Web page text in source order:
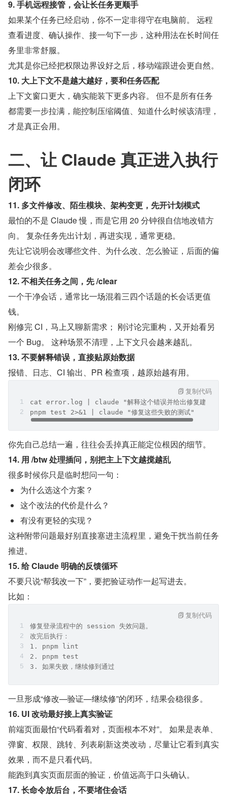
9. 手机远程接管，会让长任务更顺手
如果某个任务已经启动，你不一定非得守在电脑前。 远程
查看进度、确认操作、接一句下一步，这种用法在长时间任
务里非常舒服。
尤其是你已经把权限边界设好之后，移动端跟进会更自然。
10. 大上下文不是越大越好，要和任务匹配
上下文窗口更大，确实能装下更多内容。 但不是所有任务
都需要一步拉满，能控制压缩阈值、知道什么时候该清理，
才是真正会用。
二、让 Claude 真正进入执行
闭环
11. 多文件修改、陌生模块、架构变更，先开计划模式
最怕的不是 Claude 慢，而是它用 20 分钟很自信地改错方
向。 复杂任务先出计划，再进实现，通常更稳。
先让它说明会改哪些文件、为什么改、怎么验证，后面的偏
差会少很多。
12. 不相关任务之间，先 /clear
一个干净会话，通常比一场混着三四个话题的长会话更值
钱。
刚修完 CI，马上又聊新需求； 刚讨论完重构，又开始看另
一个 Bug。 这种场景不清理，上下文只会越来越乱。
13. 不要解释错误，直接贴原始数据
报错、日志、CI 输出、PR 检查项，越原始越有用。
cat error.log | claude "解释这个错误并给出修复建议"
pnpm test 2>&1 | claude "修复这些失败的测试"
复制代码
你先自己总结一遍，往往会丢掉真正能定位根因的细节。
14. 用 /btw 处理插问，别把主上下文越搅越乱
很多时候你只是临时想问一句：
为什么选这个方案？
这个改法的代价是什么？
有没有更轻的实现？
这种附带问题最好别直接塞进主流程里，避免干扰当前任务
推进。
15. 给 Claude 明确的反馈循环
不要只说“帮我改一下”，要把验证动作一起写进去。
比如：
修复登录流程中的 session 失效问题。
改完后执行：
1. pnpm lint
2. pnpm test
3. 如果失败，继续修到通过
复制代码
一旦形成“修改—验证—继续修”的闭环，结果会稳很多。
16. UI 改动最好接上真实验证
前端页面最怕“代码看着对，页面根本不对”。 如果是表单、
弹窗、权限、跳转、列表刷新这类改动，尽量让它看到真实
效果，而不是只看代码。
能跑到真实页面层面的验证，价值远高于口头确认。
17. 长命令放后台，不要堵住会话